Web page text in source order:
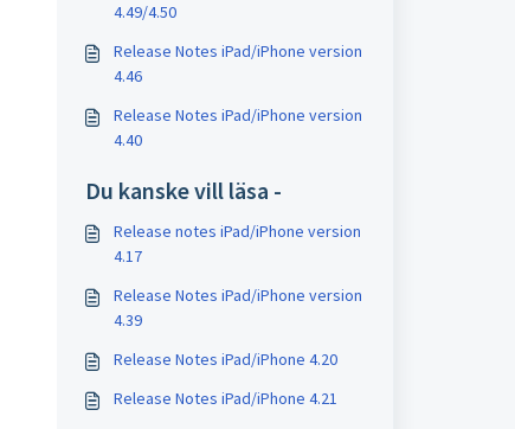
4.49/4.50
Release Notes iPad/iPhone version
4.46
Release Notes iPad/iPhone version
4.40
Du kanske vill läsa -
Release notes iPad/iPhone version
4.17
Release Notes iPad/iPhone version
4.39
Release Notes iPad/iPhone 4.20
Release Notes iPad/iPhone 4.21